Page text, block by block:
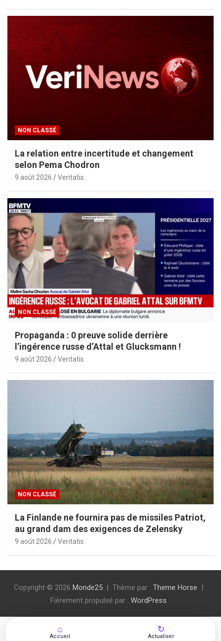
NON CLASSÉ
La relation entre incertitude et changement
selon Pema Chodron
9 août 2026 Veritatis
NON CLASSÉ
Propaganda : 0 preuve solide derrière
l’ingérence russe d’Attal et Glucksmann !
9 août 2026 Veritatis
NON CLASSÉ
La Finlande ne fournira pas de missiles Patriot,
au grand dam des exigences de Zelensky
9 août 2026 Veritatis
Copyright © 2026 Monde25 Thème par : Theme Horse
Fièrement propulsé par : WordPress
⌂
Accueil
↻
Actualiser